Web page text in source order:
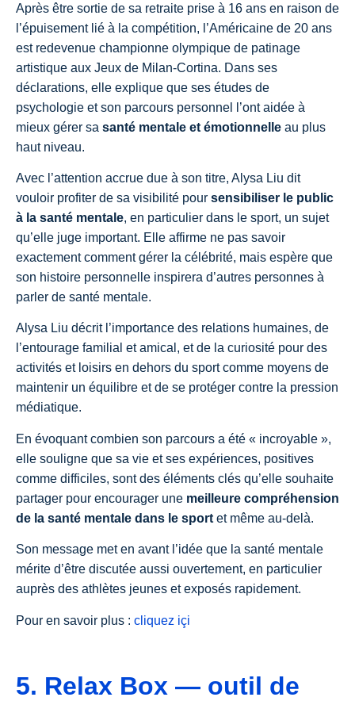
Après être sortie de sa retraite prise à 16 ans en raison de
l’épuisement lié à la compétition, l’Américaine de 20 ans
est redevenue championne olympique de patinage
artistique aux Jeux de Milan-Cortina. Dans ses
déclarations, elle explique que ses études de
psychologie et son parcours personnel l’ont aidée à
mieux gérer sa santé mentale et émotionnelle au plus
haut niveau.
Avec l’attention accrue due à son titre, Alysa Liu dit
vouloir profiter de sa visibilité pour sensibiliser le public
à la santé mentale, en particulier dans le sport, un sujet
qu’elle juge important. Elle affirme ne pas savoir
exactement comment gérer la célébrité, mais espère que
son histoire personnelle inspirera d’autres personnes à
parler de santé mentale.
Alysa Liu décrit l’importance des relations humaines, de
l’entourage familial et amical, et de la curiosité pour des
activités et loisirs en dehors du sport comme moyens de
maintenir un équilibre et de se protéger contre la pression
médiatique.
En évoquant combien son parcours a été « incroyable »,
elle souligne que sa vie et ses expériences, positives
comme difficiles, sont des éléments clés qu’elle souhaite
partager pour encourager une meilleure compréhension
de la santé mentale dans le sport et même au-delà.
Son message met en avant l’idée que la santé mentale
mérite d’être discutée aussi ouvertement, en particulier
auprès des athlètes jeunes et exposés rapidement.
Pour en savoir plus : cliquez içi
5. Relax Box — outil de